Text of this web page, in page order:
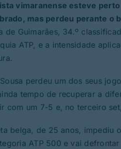
vimaranense esteve
mas perdeu perante o
de Guimarães, 34.º
ATP, e a intensidade
perdeu um dos seus
tempo de recuperar a
com um 7-5 e, no terceiro
belga, de 25 anos, impediu
ATP 500 e vai